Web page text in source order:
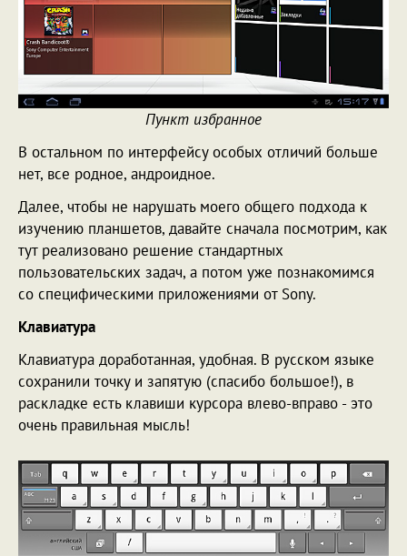
Пункт избранное
В остальном по интерфейсу особых отличий больше
нет, все родное, андроидное.
Далее, чтобы не нарушать моего общего подхода к
изучению планшетов, давайте сначала посмотрим, как
тут реализовано решение стандартных
пользовательских задач, а потом уже познакомимся
со специфическими приложениями от Sony.
Клавиатура
Клавиатура доработанная, удобная. В русском языке
сохранили точку и запятую (спасибо большое!), в
раскладке есть клавиши курсора влево-вправо - это
очень правильная мысль!